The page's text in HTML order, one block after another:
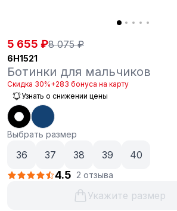
5 655 ₽8 075 ₽
6H1521
Ботинки для мальчиков
Скидка 30%+283 бонуса на карту
Узнать о снижении цены
Выбрать размер
36 37 38 39 40
4.5 2 отзыва
Укажите размер